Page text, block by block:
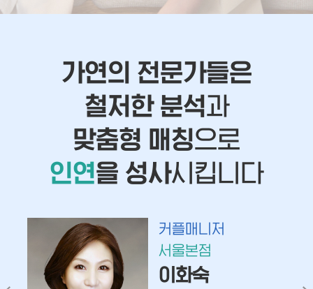
가연의 전문가들은
철저한 분석과
맞춤형 매칭으로
인연을 성사시킵니다
커플매니저
서울본점
이화숙